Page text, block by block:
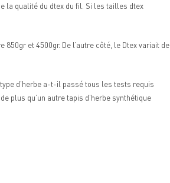
la qualité du dtex du fil. Si les tailles dtex
et 4500gr. De l’autre côté, le Dtex variait de
d’herbe a-t-il passé tous les tests requis
plus qu’un autre tapis d’herbe synthétique